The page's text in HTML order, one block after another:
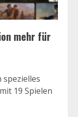
mehr für
spezielles
19 Spielen